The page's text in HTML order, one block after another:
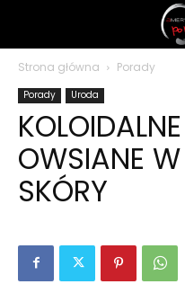
polsku
Strona główna Porady
Porady Uroda
OWSIANE
SKÓRY